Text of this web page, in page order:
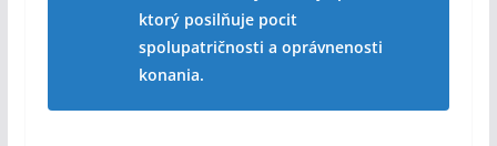
ktorý posilňuje pocit
spolupatričnosti a oprávnenosti
konania.